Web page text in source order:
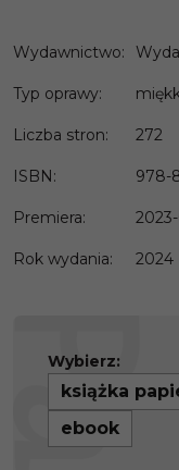
Wydawnictwo:
Typ oprawy:
Liczba stron: 272
ISBN: 978-
Premiera:
Rok wydania: 2024
Wybierz:
książka
ebook